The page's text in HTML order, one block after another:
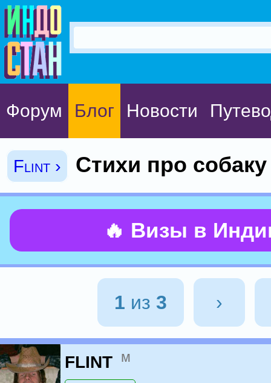
Форум Блог Новости
Flint › Стихи про собаку
🔥 Визы в
1 из 3 ›
FLINT м